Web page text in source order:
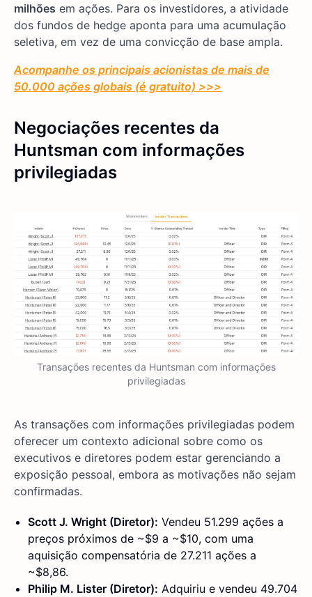
milhões em ações. Para os investidores, a atividade
dos fundos de hedge aponta para uma acumulação
seletiva, em vez de uma convicção de base ampla.
Acompanhe os principais acionistas de mais de
50.000 ações globais (é gratuito) >>>
Negociações recentes da
Huntsman com informações
privilegiadas
Transações recentes da Huntsman com informações
privilegiadas
As transações com informações privilegiadas podem
oferecer um contexto adicional sobre como os
executivos e diretores podem estar gerenciando a
exposição pessoal, embora as motivações não sejam
confirmadas.
Scott J. Wright (Diretor): Vendeu 51.299 ações a
preços próximos de ~$9 a ~$10, com uma
aquisição compensatória de 27.211 ações a
~$8,86.
Philip M. Lister (Diretor): Adquiriu e vendeu 49.704